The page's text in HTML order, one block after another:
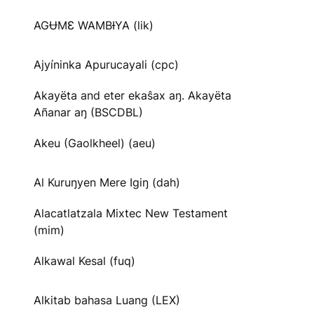
AGɄMƐ WAMBƗYA (lik)
Ajyíninka Apurucayali (cpc)
Akayëta and eter ekaŝax aŋ. Akayëta
Añanar aŋ (BSCDBL)
Akeu (Gaolkheel) (aeu)
Al Kuruŋyen Mere Igiŋ (dah)
Alacatlatzala Mixtec New Testament
(mim)
Alkawal Kesal (fuq)
Alkitab bahasa Luang (LEX)